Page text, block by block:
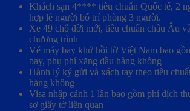
Khách sạn 4**** tiêu chuẩn Quốc tế, 2
hợp lẻ người bố trí phòng 3 người.
Xe 49 chỗ đời mới, tiêu chuẩn châu Âu
chương trình
Vé máy bay khứ hồi từ Việt Nam bao
bay, phụ phí xăng dầu hàng không
Hành lý ký gửi và xách tay theo tiêu
hàng không
Visa nhập cảnh 1 lần bao gồm phí dịch
sơ giấy tờ liên quan